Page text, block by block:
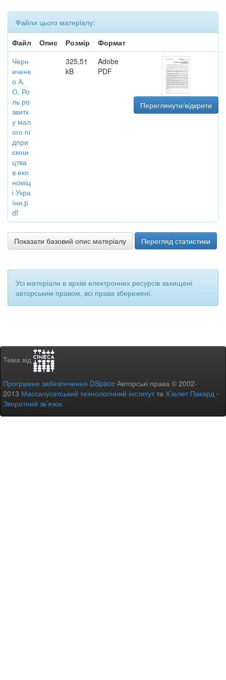
Файли цього матеріалу:
Файл
Опис Розмір
Формат
Черн
иченк
о А.
О. Ро
ль ро
звитк
у мал
ого пі
дпри
ємни
цтва
в еко
номіц
і Укра
їни.p
df
325,51
kB
Adobe
PDF
Переглянути/відкрити
Показати базовий опис матеріалу Перегляд статистики
Усі матеріали в архіві електронних ресурсів захищені
авторським правом, всі права збережені.
Тема від
Програмне забезпечення DSpace Авторські права © 2002-
2013 Массачусетський технологічний інститутта Х’юлет Пакард -
Зворотний зв’язок